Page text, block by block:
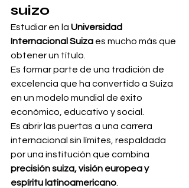
suizo
Estudiar en la Universidad
Internacional Suiza es mucho más que
obtener un título.
Es formar parte de una tradición de
excelencia que ha convertido a Suiza
en un modelo mundial de éxito
económico, educativo y social.
Es abrir las puertas a una carrera
internacional sin límites, respaldada
por una institución que combina
precisión suiza, visión europea y
espíritu latinoamericano